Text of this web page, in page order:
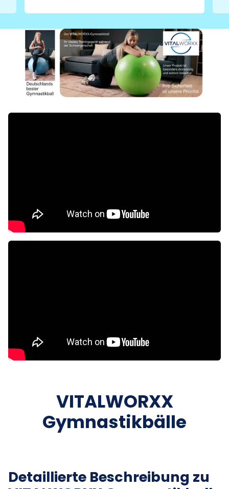
VITALWORXX
Gymnastikbälle
Detaillierte Beschreibung zu